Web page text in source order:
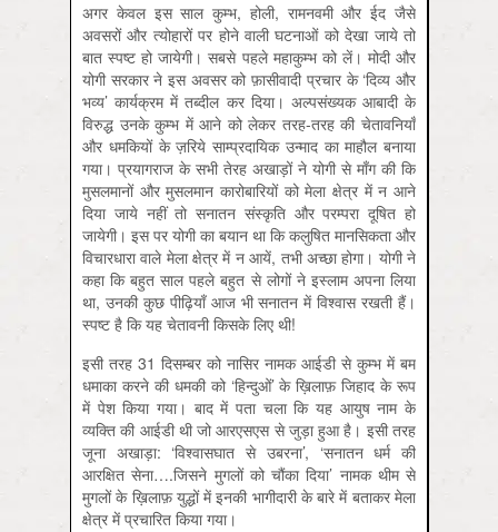
अगर केवल इस साल कुम्भ, होली, रामनवमी और ईद जैसे
अवसरों और त्योहारों पर होने वाली घटनाओं को देखा जाये तो
बात स्पष्ट हो जायेगी। सबसे पहले महाकुम्भ को लें। मोदी और
योगी सरकार ने इस अवसर को फ़ासीवादी प्रचार के ‘दिव्य और
भव्य’ कार्यक्रम में तब्दील कर दिया। अल्पसंख्यक आबादी के
विरुद्ध उनके कुम्भ में आने को लेकर तरह-तरह की चेतावनियाँ
और धमकियों के ज़रिये साम्प्रदायिक उन्माद का माहौल बनाया
गया। प्रयागराज के सभी तेरह अखाड़ों ने योगी से माँग की कि
मुसलमानों और मुसलमान कारोबारियों को मेला क्षेत्र में न आने
दिया जाये नहीं तो सनातन संस्कृति और परम्परा दूषित हो
जायेगी। इस पर योगी का बयान था कि कलुषित मानसिकता और
विचारधारा वाले मेला क्षेत्र में न आयें, तभी अच्छा होगा। योगी ने
कहा कि बहुत साल पहले बहुत से लोगों ने इस्लाम अपना लिया
था, उनकी कुछ पीढ़ियाँ आज भी सनातन में विश्वास रखती हैं।
स्पष्ट है कि यह चेतावनी किसके लिए थी!
इसी तरह 31 दिसम्बर को नासिर नामक आईडी से कुम्भ में बम
धमाका करने की धमकी को ‘हिन्दुओं’ के ख़िलाफ़ जिहाद के रूप
में पेश किया गया। बाद में पता चला कि यह आयुष नाम के
व्यक्ति की आईडी थी जो आरएसएस से जुड़ा हुआ है। इसी तरह
जूना अखाड़ा: ‘विश्वासघात से उबरना’, ‘सनातन धर्म की
आरक्षित सेना….जिसने मुगलों को चौंका दिया’ नामक थीम से
मुगलों के ख़िलाफ़ युद्धों में इनकी भागीदारी के बारे में बताकर मेला
क्षेत्र में प्रचारित किया गया।